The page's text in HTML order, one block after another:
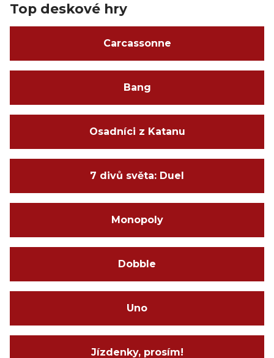
Top deskové hry
Carcassonne
Bang
Osadníci z Katanu
7 divů světa: Duel
Monopoly
Dobble
Uno
Jízdenky, prosím!